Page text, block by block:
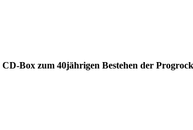
Box zum 40jährigen Bestehen der